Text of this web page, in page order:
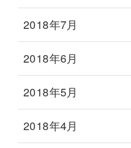
2018年7月
2018年6月
2018年5月
2018年4月